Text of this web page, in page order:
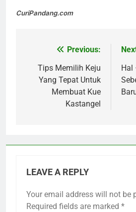
CuriPandang.com
navigation
Previous:
Tips Memilih Keju
Yang Tepat Untuk
Membuat Kue
Kastangel
Hal
LEAVE A REPLY
Your email address will not be
Required fields are marked *